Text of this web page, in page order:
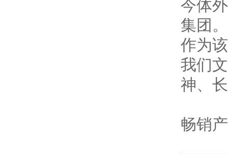
今体
集团。
作为
我们
神、
畅销